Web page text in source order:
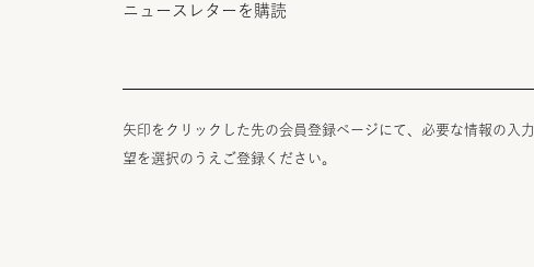
ニュースレターを購読
矢印をクリックした先の会員登録ページにて、必要な情報の入
望を選択のうえご登録ください。